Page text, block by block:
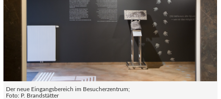
Der neue Eingangsbereich im Besucherzentrum;
Foto: P. Brandstätter